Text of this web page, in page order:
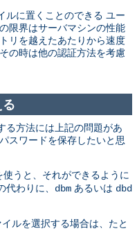
ルに置くことのできる ユー
限界はサーバマシンの性能
リを越えたあたりから速度
の時は他の認証方法を考慮
る方法には上記の問題があ
スワードを保存したいと思
使うと、それができるように
代わりに、 dbm あるいは dbd
ルを選択する場合は、たと